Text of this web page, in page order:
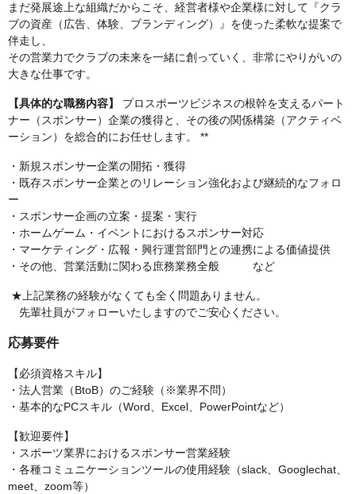
まだ発展途上な組織だからこそ、経営者様や企業様に対して『クラ
ブの資産（広告、体験、ブランディング）』を使った柔軟な提案で
伴走し、
その営業力でクラブの未来を一緒に創っていく、非常にやりがいの
大きな仕事です。
【具体的な職務内容】
プロスポーツビジネスの根幹を支えるパート
ナー（スポンサー）企業の獲得と、その後の関係構築（アクティベ
ーション）を総合的にお任せします。 **
・新規スポンサー企業の開拓・獲得
・既存スポンサー企業とのリレーション強化および継続的なフォロ
ー
・スポンサー企画の立案・提案・実行
・ホームゲーム・イベントにおけるスポンサー対応
・マーケティング・広報・興行運営部門との連携による価値提供
・その他、営業活動に関わる庶務業務全般 など
★上記業務の経験がなくても全く問題ありません。
先輩社員がフォローいたしますのでご安心ください。
応募要件
【必須資格スキル】
・法人営業（BtoB）のご経験（※業界不問）
・基本的なPCスキル（Word、Excel、PowerPointなど）
【歓迎要件】
・スポーツ業界におけるスポンサー営業経験
・各種コミュニケーションツールの使用経験（slack、Googlechat、
meet、zoom等）